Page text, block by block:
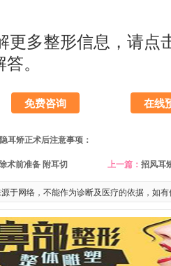
更多整形信息，请点
。
免费咨询 在线
隐耳矫正术后注意事项：
术前准备 附耳切 上一篇： 招风耳
于网络，不能作为诊断及医疗的依据，如